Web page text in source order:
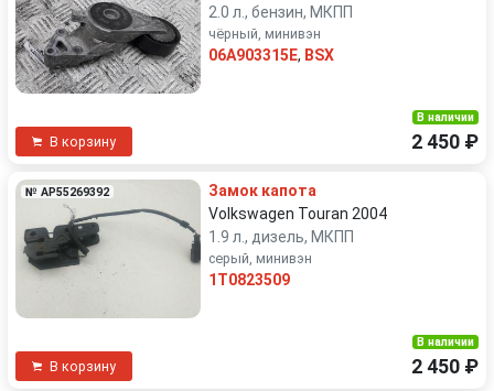
2.0 л., бензин, МКПП
чёрный, минивэн
06A903315E, BSX
В корзину
В наличии
2 450 ₽
№ AP55269392
Замок капота
Volkswagen Touran 2004
1.9 л., дизель, МКПП
серый, минивэн
1T0823509
В корзину
В наличии
2 450 ₽